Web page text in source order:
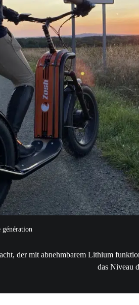
génération
der mit abnehmbarem Lithium
das Niveau